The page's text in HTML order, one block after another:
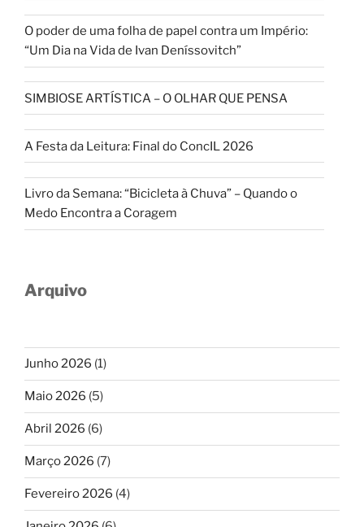
O poder de uma folha de papel contra um Império:
“Um Dia na Vida de Ivan Deníssovitch”
SIMBIOSE ARTÍSTICA – O OLHAR QUE PENSA
A Festa da Leitura: Final do ConcIL 2026
Livro da Semana: “Bicicleta à Chuva” – Quando o
Medo Encontra a Coragem
Arquivo
Junho 2026 (1)
Maio 2026 (5)
Abril 2026 (6)
Março 2026 (7)
Fevereiro 2026 (4)